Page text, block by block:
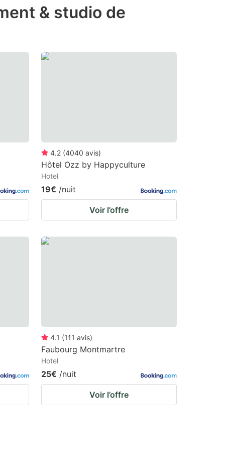
& studio de
4.2 (4040 avis)
Hôtel Ozz by Happyculture
Hotel
19€ /nuit
Voir l’offre
4.1 (111 avis)
Faubourg Montmartre
Hotel
25€ /nuit
Voir l’offre